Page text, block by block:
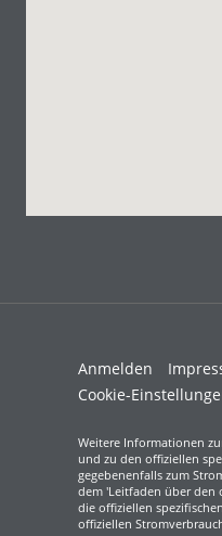
Anmelden
Cookie-
Weitere Informationen
und zu den offiziellen
gegebenenfalls zum
dem 'Leitfaden über den
die offiziellen
offiziellen